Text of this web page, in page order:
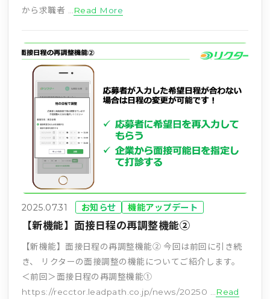
から求職者 … Read More
2025.07.31 お知らせ 機能アップデート
【新機能】面接日程の再調整機能②
【新機能】面接日程の再調整機能② 今回は前回に引き続
き、 リクターの面接調整の機能についてご紹介します。
＜前回＞面接日程の再調整機能①
https://recctor.leadpath.co.jp/news/20250 …Read